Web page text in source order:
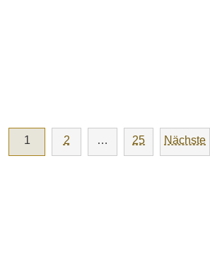
1 2 … 25 Nächste